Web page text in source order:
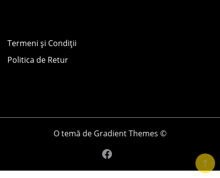
Termeni și Condiții
Politica de Retur
O temă de Gradient Themes ©